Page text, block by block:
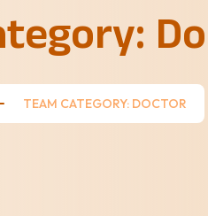
TEAM CATEGORY: DOCTOR